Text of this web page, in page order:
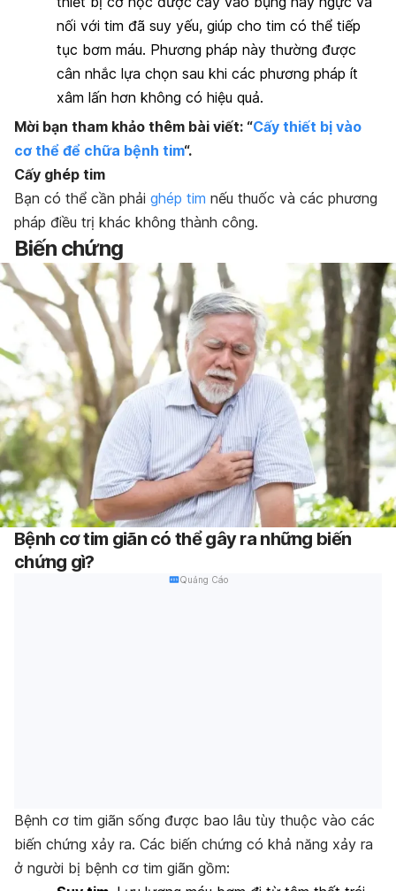
nối với tim đã suy yếu, giúp cho tim có thể tiếp
tục bơm máu. Phương pháp này thường được
cân nhắc lựa chọn sau khi các phương pháp ít
xâm lấn hơn không có hiệu quả.
Mời bạn tham khảo thêm bài viết: “Cấy thiết bị vào
cơ thể để chữa bệnh tim“.
Cấy ghép tim
Bạn có thể cần phải ghép tim nếu thuốc và các phương
pháp điều trị khác không thành công.
Biến chứng
Bệnh cơ tim giãn có thể gây ra những biến
chứng gì?
Quảng Cáo
Bệnh cơ tim giãn sống được bao lâu tùy thuộc vào các
biến chứng xảy ra. Các biến chứng có khả năng xảy ra
ở người bị bệnh cơ tim giãn gồm: